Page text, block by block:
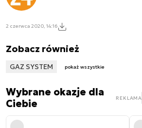
2 czerwca 2020, 14:16
Zobacz również
GAZ SYSTEM pokaż wszystkie
Wybrane okazje dla
Ciebie
REKLAMA